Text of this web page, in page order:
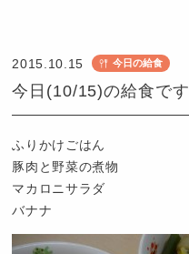
も
園
つ
ば
め
2015.10.15 今日の給食
今日(10/15)の給食です
ふりかけごはん
豚肉と野菜の煮物
マカロニサラダ
バナナ